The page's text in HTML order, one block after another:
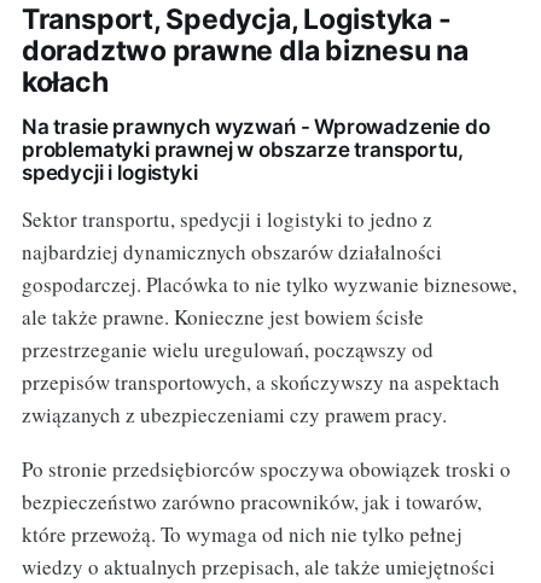
Transport, Spedycja, Logistyka -
doradztwo prawne dla biznesu na
kołach
Na trasie prawnych wyzwań - Wprowadzenie do
problematyki prawnej w obszarze transportu,
spedycji i logistyki
Sektor transportu, spedycji i logistyki to jedno z
najbardziej dynamicznych obszarów działalności
gospodarczej. Placówka to nie tylko wyzwanie biznesowe,
ale także prawne. Konieczne jest bowiem ścisłe
przestrzeganie wielu uregulowań, począwszy od
przepisów transportowych, a skończywszy na aspektach
związanych z ubezpieczeniami czy prawem pracy.
Po stronie przedsiębiorców spoczywa obowiązek troski o
bezpieczeństwo zarówno pracowników, jak i towarów,
które przewożą. To wymaga od nich nie tylko pełnej
wiedzy o aktualnych przepisach, ale także umiejętności